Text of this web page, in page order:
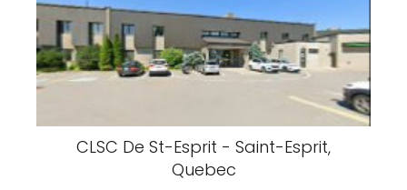
CLSC De St-Esprit - Saint-Esprit,
Quebec